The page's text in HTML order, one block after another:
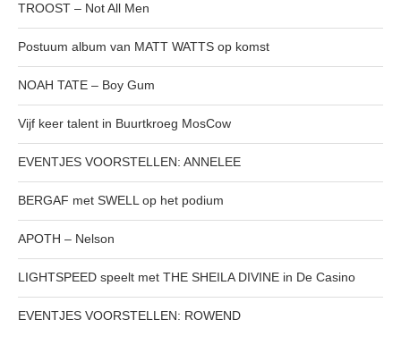
TROOST – Not All Men
Postuum album van MATT WATTS op komst
NOAH TATE – Boy Gum
Vijf keer talent in Buurtkroeg MosCow
EVENTJES VOORSTELLEN: ANNELEE
BERGAF met SWELL op het podium
APOTH – Nelson
LIGHTSPEED speelt met THE SHEILA DIVINE in De Casino
EVENTJES VOORSTELLEN: ROWEND